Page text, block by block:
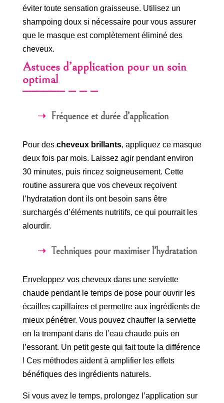
éviter toute sensation graisseuse. Utilisez un
shampoing doux si nécessaire pour vous assurer
que le masque est complètement éliminé des
cheveux.
Astuces d’application pour un soin
optimal
Fréquence et durée d’application
Pour des cheveux brillants, appliquez ce masque
deux fois par mois. Laissez agir pendant environ
30 minutes, puis rincez soigneusement. Cette
routine assurera que vos cheveux reçoivent
l’hydratation dont ils ont besoin sans être
surchargés d’éléments nutritifs, ce qui pourrait les
alourdir.
Techniques pour maximiser l’hydratation
Enveloppez vos cheveux dans une serviette
chaude pendant le temps de pose pour ouvrir les
écailles capillaires et permettre aux ingrédients de
mieux pénétrer. Vous pouvez chauffer la serviette
en la trempant dans de l’eau chaude puis en
l’essorant. Un petit geste qui fait toute la différence
! Ces méthodes aident à amplifier les effets
bénéfiques des ingrédients naturels.
Si vous avez le temps, prolongez l’application sur